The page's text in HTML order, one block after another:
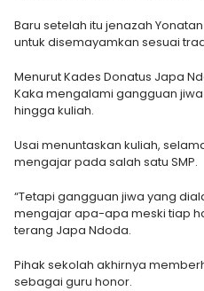
Baru setelah itu jenazah
untuk disemayamkan sesuai
Menurut Kades Donatus Japa
Kaka mengalami gangguan
hingga kuliah.
Usai menuntaskan kuliah,
mengajar pada salah satu SMP.
“Tetapi gangguan jiwa yang
mengajar apa-apa meski tiap
terang Japa Ndoda.
Pihak sekolah akhirnya
sebagai guru honor.